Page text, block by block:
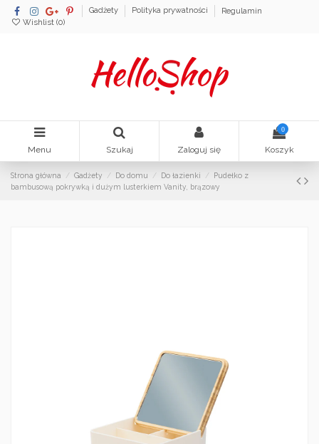
Gadżety Polityka prywatności
Regulamin
Wishlist (0)
Menu Szukaj Zaloguj się
0
Koszyk
Strona główna Gadżety Do domu Do łazienki
Pudełko z
bambusową pokrywką i dużym lusterkiem Vanity, brązowy